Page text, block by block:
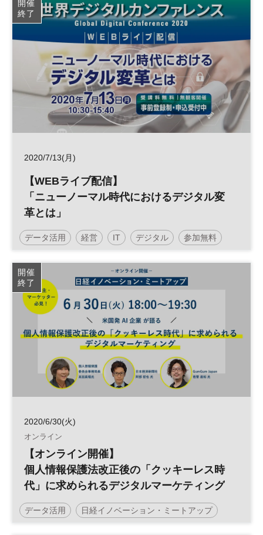
開催
終了
2020/7/13(月)
【WEBライブ配信】
「ニューノーマル時代におけるデジタル変
革とは」
データ活用 経営 IT デジタル 参加無料
開催
終了
2020/6/30(火)
オンライン
【オンライン開催】
個人情報保護法改正後の「クッキーレス時
代」に求められるデジタルマーケティング
データ活用 日経イノベーション・ミートアップ